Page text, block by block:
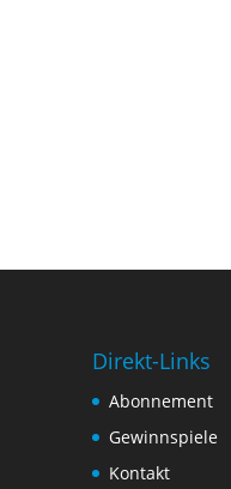
Direkt-Links
Abonnement
Gewinnspiele
Kontakt